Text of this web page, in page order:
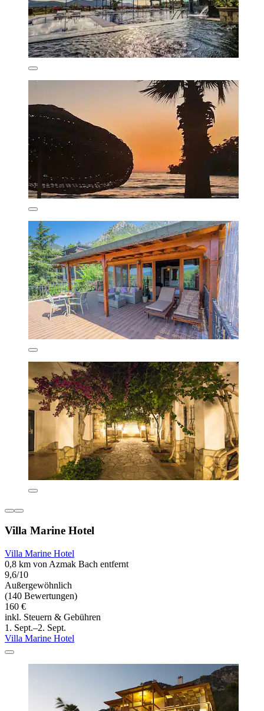
Villa Marine Hotel
Villa Marine Hotel
0,8 km von Azmak Bach entfernt
9,6/10
Außergewöhnlich
(140 Bewertungen)
160 €
inkl. Steuern & Gebühren
1. Sept.–2. Sept.
Villa Marine Hotel